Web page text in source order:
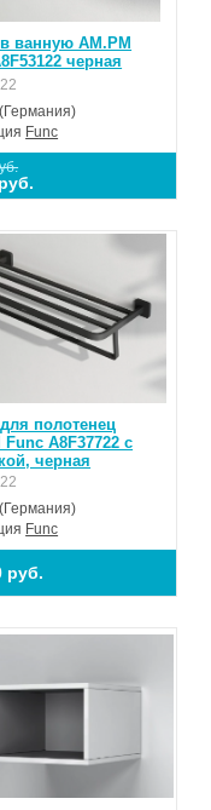
ванную AM.PM
черная
(Германия)
Func
полотенец
Func A8F37722 с
черная
(Германия)
Func
руб.